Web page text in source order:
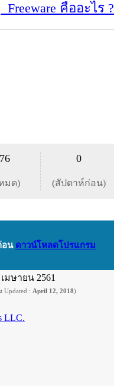
Freeware คืออะไร ?
มด)
0
(สัปดาห์ก่อน)
อน ดาวน์โหลดโปรแกรม
มษายน 2561
Updated : April 12, 2018)
LLC.